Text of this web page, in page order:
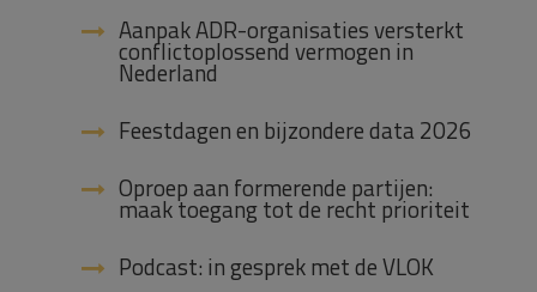
Aanpak ADR-organisaties versterkt
conflictoplossend vermogen in
Nederland
Feestdagen en bijzondere data 2026
Oproep aan formerende partijen:
maak toegang tot de recht prioriteit
Podcast: in gesprek met de VLOK